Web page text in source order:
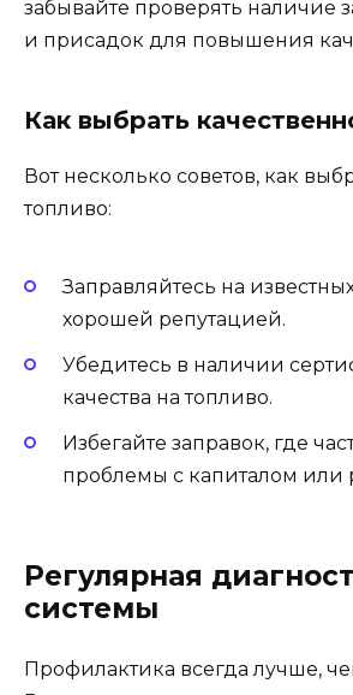
забывайте проверять наличие
и присадок для повышения
Как выбрать
Вот несколько советов, как
топливо:
Заправляйтесь на
хорошей репутацией.
Убедитесь в наличии
качества на топливо.
Избегайте заправок, где
проблемы с капиталом или
Регулярная
системы
Профилактика всегда лучше,